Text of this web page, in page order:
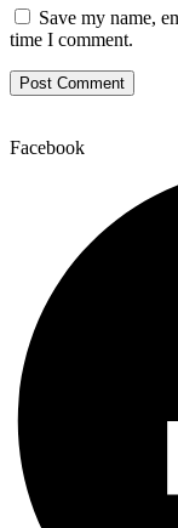
Save my name,
time I comment.
Facebook